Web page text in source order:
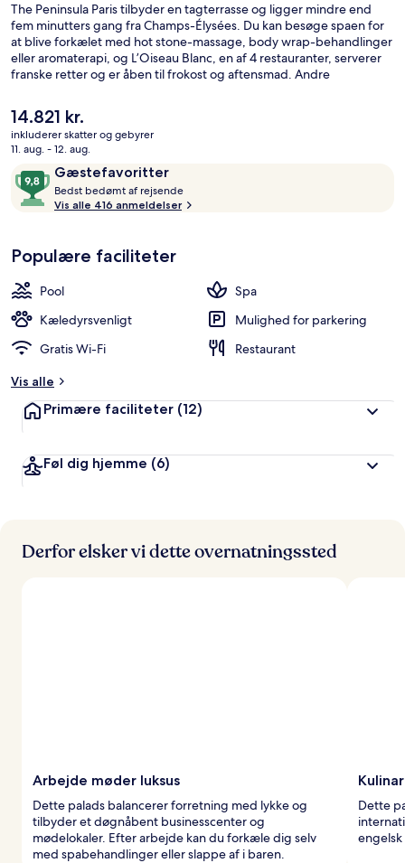
The Peninsula Paris tilbyder en tagterrasse og ligger mindre end
fem minutters gang fra Champs-Élysées. Du kan besøge spaen for
at blive forkælet med hot stone-massage, body wrap-behandlinger
eller aromaterapi, og L’Oiseau Blanc, en af 4 restauranter, serverer
franske retter og er åben til frokost og aftensmad. Andre
barer/lounger, en indendørs pool og et fitnesscenter. Rejsende er
vilde med stedets hjælpsomme personale. Offentlig transport
ligger kun en kort gåtur væk: Kléber Metrostation er få skridt derfra
og Boissière Metrostation ligger 7 minutter væk.
Den
nuværende
pris
14.821 kr.
14.821 kr.
inkluderer skatter og gebyrer
11. aug. - 12. aug.
AnmeldelserGæstefavoritter
9,8
ud
af
Gæstefavoritter
Bedst bedømt af rejsende
e
a
f
d
e
Vis alle 416 anmeldelser
Populære faciliteter
Pool
Spa
Kæledyrsvenligt
Mulighed for parkering
Gratis Wi-Fi
Restaurant
Vis alle
Primære faciliteter (12)
Føl dig hjemme (6)
Derfor elsker vi dette overnatningssted
Arbejde møder luksus
Dette palads balancerer forretning med lykke og
tilbyder et døgnåbent businesscenter og
mødelokaler. Efter arbejde kan du forkæle dig selv
med spabehandlinger eller slappe af i baren.
Dette